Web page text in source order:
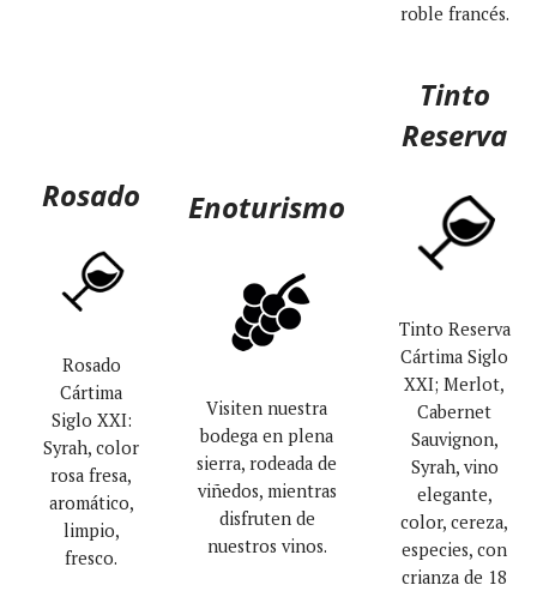
roble francés.
Rosado
Rosado
Cártima
Siglo XXI:
Syrah, color
rosa fresa,
aromático,
limpio,
fresco.
Enoturismo
Visiten nuestra
bodega en plena
sierra, rodeada de
viñedos, mientras
disfruten de
nuestros vinos.
Tinto
Reserva
Tinto Reserva
Cártima Siglo
XXI; Merlot,
Cabernet
Sauvignon,
Syrah, vino
elegante,
color, cereza,
especies, con
crianza de 18